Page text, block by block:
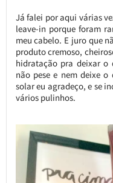
Já falei por aqui várias
leave-in porque foram
meu cabelo. E juro que
produto cremoso,
hidratação pra deixar o
não pese e nem deixe
solar eu agradeço, e se
vários pulinhos.